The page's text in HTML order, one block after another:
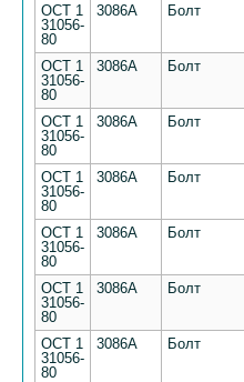
ОСТ 1
31056-
80
3086А Болт
ОСТ 1
31056-
80
3086А Болт
ОСТ 1
31056-
80
3086А Болт
ОСТ 1
31056-
80
3086А Болт
ОСТ 1
31056-
80
3086А Болт
ОСТ 1
31056-
80
3086А Болт
ОСТ 1
31056-
80
3086А Болт